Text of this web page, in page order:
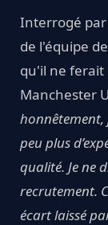
Interrogé par
de l'équipe
qu'il ne ferait
Manchester
honnêtement,
peu plus
qualité. Je ne
recrutement.
écart laissé